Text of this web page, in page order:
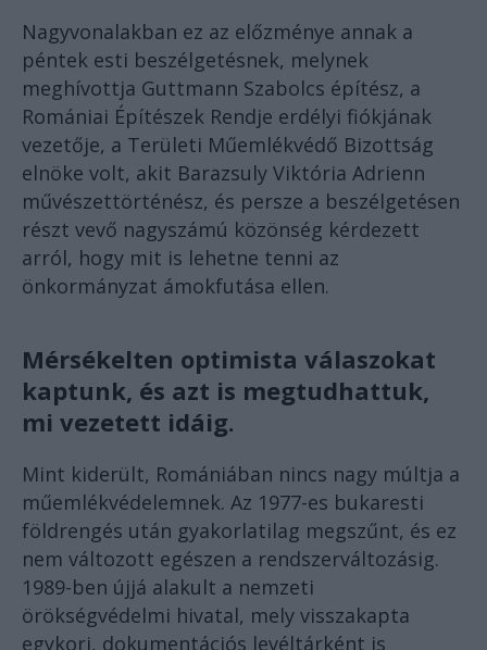
Nagyvonalakban ez az előzménye annak a
péntek esti beszélgetésnek, melynek
meghívottja Guttmann Szabolcs építész, a
Romániai Építészek Rendje erdélyi fiókjának
vezetője, a Területi Műemlékvédő Bizottság
elnöke volt, akit Barazsuly Viktória Adrienn
művészettörténész, és persze a beszélgetésen
részt vevő nagyszámú közönség kérdezett
arról, hogy mit is lehetne tenni az
önkormányzat ámokfutása ellen.
Mérsékelten optimista válaszokat
kaptunk, és azt is megtudhattuk,
mi vezetett idáig.
Mint kiderült, Romániában nincs nagy múltja a
műemlékvédelemnek. Az 1977-es bukaresti
földrengés után gyakorlatilag megszűnt, és ez
nem változott egészen a rendszerváltozásig.
1989-ben újjá alakult a nemzeti
örökségvédelmi hivatal, mely visszakapta
egykori, dokumentációs levéltárként is